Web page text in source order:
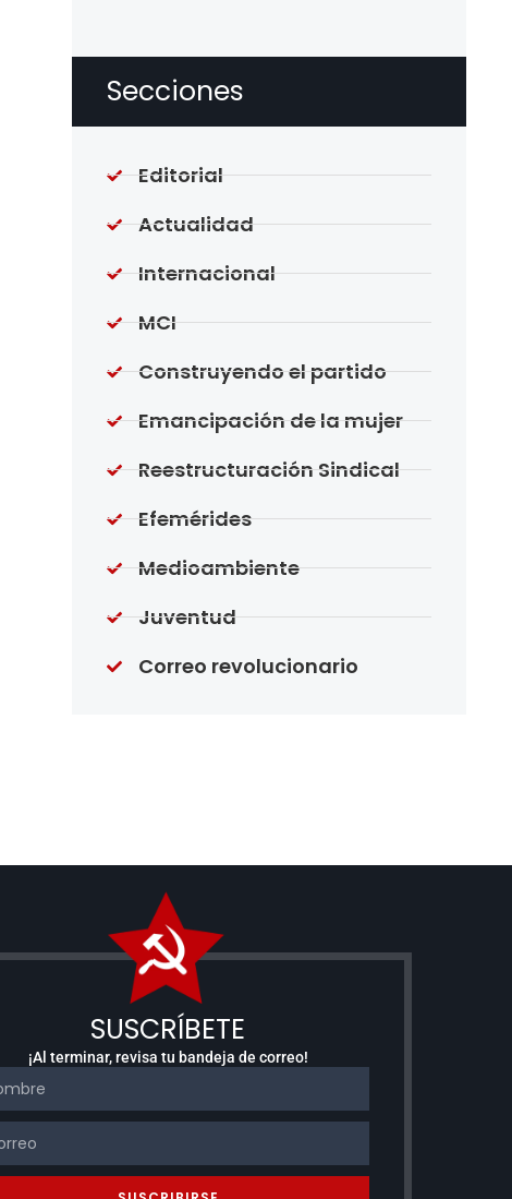
Secciones
Editorial
Actualidad
Internacional
MCI
Construyendo el partido
Emancipación de la mujer
Reestructuración Sindical
Efemérides
Medioambiente
Juventud
Correo revolucionario
SUSCRÍBETE
¡Al terminar, revisa tu bandeja de correo!